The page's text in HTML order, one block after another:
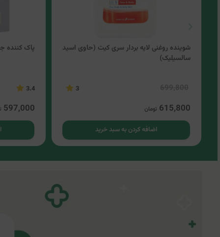
شوینده روغنی لایه بردار سری کیت (حاوی اسید
سالسیلیک)
3
615,800 تومان
اضافه کردن به سبد خرید
پاک کننده
3.4
597,000